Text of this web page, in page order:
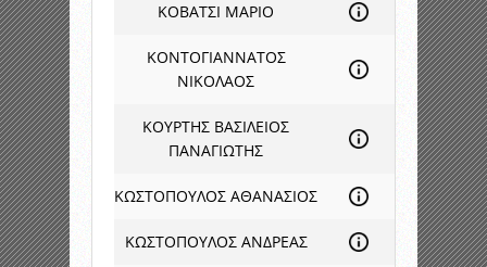
ΚΟΒΑΤΣΙ ΜΑΡΙΟ
ΚΟΝΤΟΓΙΑΝΝΑΤΟΣ
ΝΙΚΟΛΑΟΣ
ΚΟΥΡΤΗΣ ΒΑΣΙΛΕΙΟΣ
ΠΑΝΑΓΙΩΤΗΣ
ΚΩΣΤΟΠΟΥΛΟΣ ΑΘΑΝΑΣΙΟΣ
ΚΩΣΤΟΠΟΥΛΟΣ ΑΝΔΡΕΑΣ